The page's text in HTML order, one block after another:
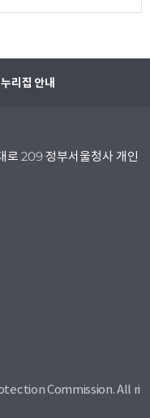
누리집 안내
로 209 정부서울청사 개인
Commission. All ri